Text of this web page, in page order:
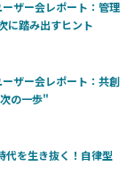
ザー会レポート：管理
に踏み出すヒント
ザー会レポート：共創
の一歩"
代を生き抜く！自律型